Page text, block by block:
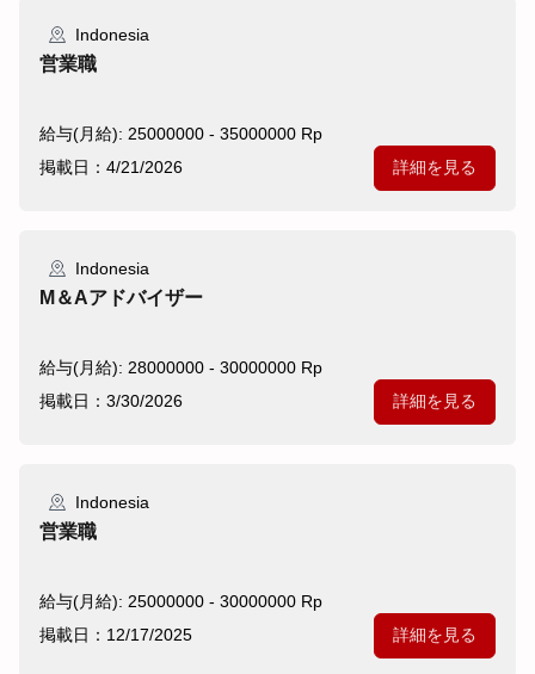
Indonesia
営業職
給与(月給): 25000000 - 35000000 Rp
掲載日：4/21/2026
詳細を見る
Indonesia
M＆Aアドバイザー
給与(月給): 28000000 - 30000000 Rp
掲載日：3/30/2026
詳細を見る
Indonesia
営業職
給与(月給): 25000000 - 30000000 Rp
掲載日：12/17/2025
詳細を見る